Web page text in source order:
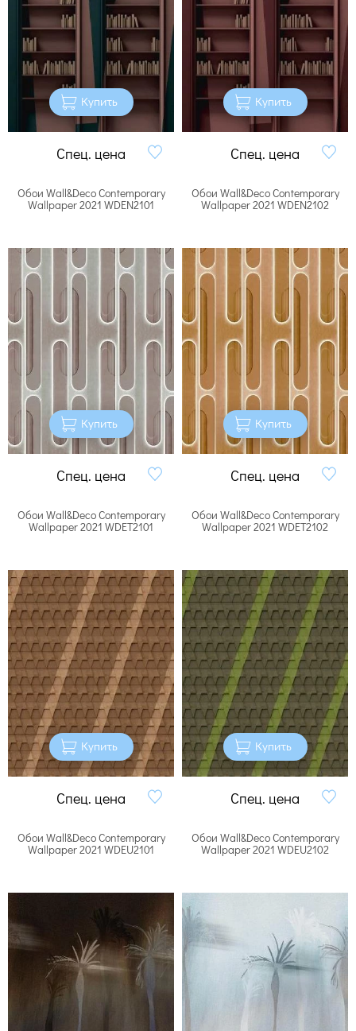
Купить
Спец. цена
Купить
Спец. цена
Обои Wall&Deco Contemporary
Wallpaper 2021 WDEN2101
Купить
Спец. цена
Обои Wall&Deco Contemporary
Wallpaper 2021 WDEN2102
Купить
Спец. цена
Обои Wall&Deco Contemporary
Wallpaper 2021 WDET2101
Купить
Спец. цена
Обои Wall&Deco Contemporary
Wallpaper 2021 WDET2102
Купить
Спец. цена
Обои Wall&Deco Contemporary
Wallpaper 2021 WDEU2101
Обои Wall&Deco Contemporary
Wallpaper 2021 WDEU2102